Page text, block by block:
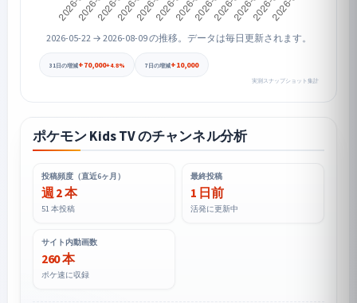
2026-05-22 → 2026-08-09 の推移。データは毎日更新されます。
31日の増減+70,000+4.8% 7日の増減+10,000
実測スナップショット集計
ポケモン Kids TV のチャンネル分析
投稿頻度（直近6ヶ月）
週 2 本
51 本投稿
最終投稿
1 日前
活発に更新中
サイト内動画数
260 本
ポケ速に収録